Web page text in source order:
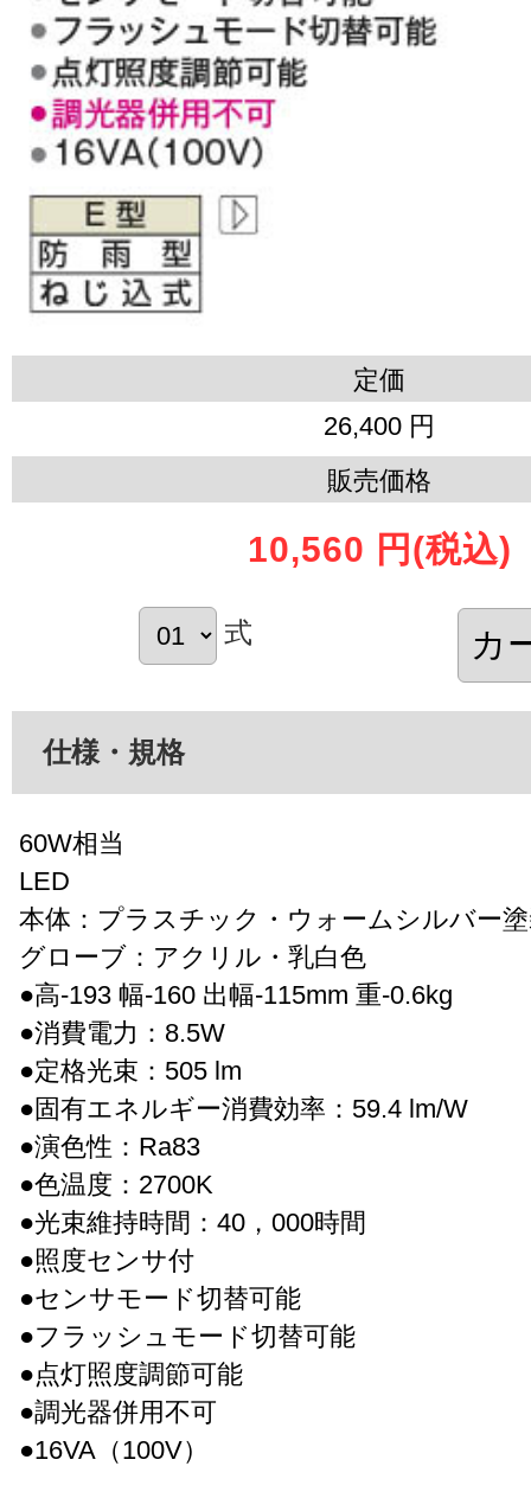
定価
26,400 円
販売価格
10,560 円 (税込)
式
仕様・規格
60W相当
LED
本体：プラスチック・ウォームシルバー
グローブ：アクリル・乳白色
●高-193 幅-160 出幅-115mm 重-0.6kg
●消費電力：8.5W
●定格光束：505 lm
●固有エネルギー消費効率：59.4 lm/W
●演色性：Ra83
●色温度：2700K
●光束維持時間：40，000時間
●照度センサ付
●センサモード切替可能
●フラッシュモード切替可能
●点灯照度調節可能
●調光器併用不可
●16VA（100V）